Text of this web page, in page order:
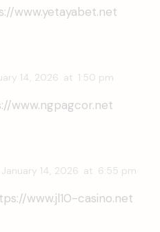
www.yetayabet.net
14, 2026 at 1:50 pm
www.ngpagcor.net
January 14, 2026 at 6:55 pm
www.jl10-casino.net